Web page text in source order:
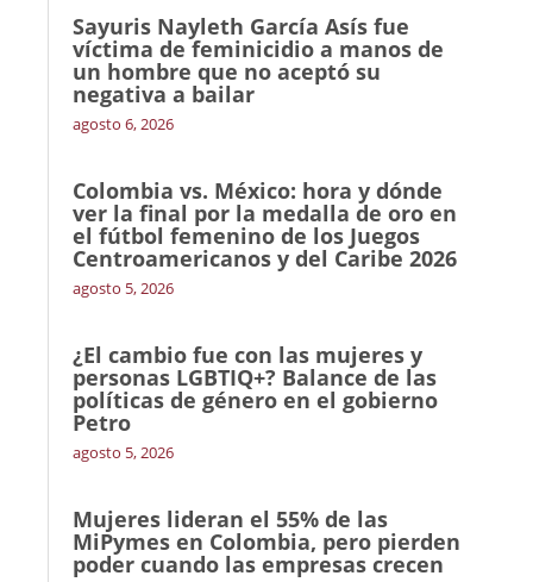
Sayuris Nayleth García Asís fue
víctima de feminicidio a manos de
un hombre que no aceptó su
negativa a bailar
agosto 6, 2026
Colombia vs. México: hora y dónde
ver la final por la medalla de oro en
el fútbol femenino de los Juegos
Centroamericanos y del Caribe 2026
agosto 5, 2026
¿El cambio fue con las mujeres y
personas LGBTIQ+? Balance de las
políticas de género en el gobierno
Petro
agosto 5, 2026
Mujeres lideran el 55% de las
MiPymes en Colombia, pero pierden
poder cuando las empresas crecen